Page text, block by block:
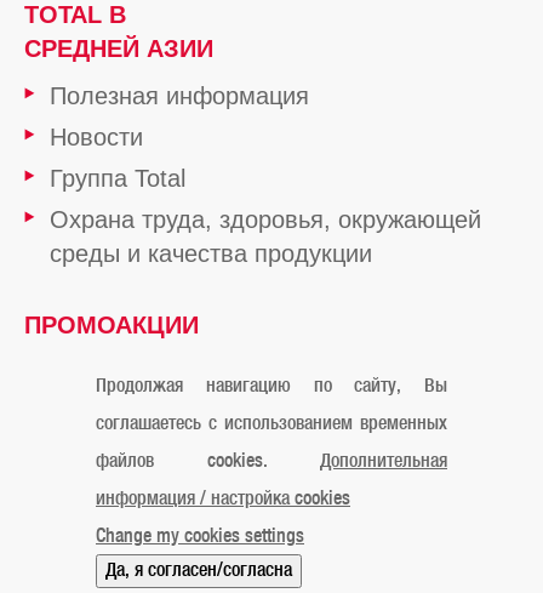
TOTAL В
СРЕДНЕЙ АЗИИ
Полезная информация
Новости
Группа Total
Охрана труда, здоровья, окружающей
среды и качества продукции
ПРОМОАКЦИИ
Официальное уведомление Cookies Контакты
Карта сайта Мы в Instagram
© «ТОТАЛЬ Маркетинг Сервисес Казахстан» 2019
Продолжая навигацию по сайту, Вы
соглашаетесь с использованием временных
файлов cookies. Дополнительная
информация / настройка cookies
Change my cookies settings
Да, я согласен/согласна